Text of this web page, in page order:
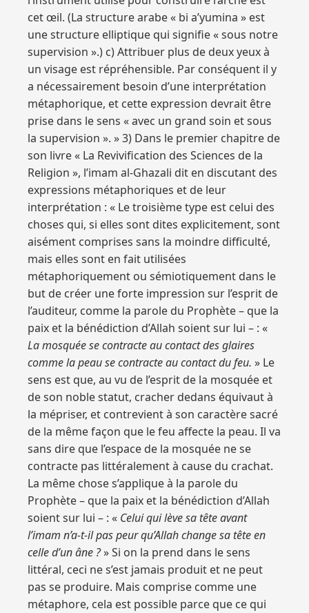
cet œil. (La structure arabe « bi a’yumina » est
une structure elliptique qui signifie « sous notre
supervision ».) c) Attribuer plus de deux yeux à
un visage est répréhensible. Par conséquent il y
a nécessairement besoin d’une interprétation
métaphorique, et cette expression devrait être
prise dans le sens « avec un grand soin et sous
la supervision ». » 3) Dans le premier chapitre de
son livre « La Revivification des Sciences de la
Religion », l’imam al-Ghazali dit en discutant des
expressions métaphoriques et de leur
interprétation : « Le troisième type est celui des
choses qui, si elles sont dites explicitement, sont
aisément comprises sans la moindre difficulté,
mais elles sont en fait utilisées
métaphoriquement ou sémiotiquement dans le
but de créer une forte impression sur l’esprit de
l’auditeur, comme la parole du Prophète – que la
paix et la bénédiction d’Allah soient sur lui – : «
La mosquée se contracte au contact des glaires
comme la peau se contracte au contact du feu. » Le
sens est que, au vu de l’esprit de la mosquée et
de son noble statut, cracher dedans équivaut à
la mépriser, et contrevient à son caractère sacré
de la même façon que le feu affecte la peau. Il va
sans dire que l’espace de la mosquée ne se
contracte pas littéralement à cause du crachat.
La même chose s’applique à la parole du
Prophète – que la paix et la bénédiction d’Allah
soient sur lui – : « Celui qui lève sa tête avant
l’imam n’a-t-il pas peur qu’Allah change sa tête en
celle d’un âne ?» Si on la prend dans le sens
littéral, ceci ne s’est jamais produit et ne peut
pas se produire. Mais comprise comme une
métaphore, cela est possible parce que ce qui